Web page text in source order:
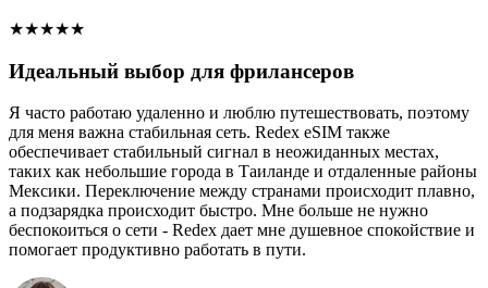
★★★★★
Идеальный выбор для фрилансеров
Я часто работаю удаленно и люблю путешествовать, поэтому
для меня важна стабильная сеть. Redex eSIM также
обеспечивает стабильный сигнал в неожиданных местах,
таких как небольшие города в Таиланде и отдаленные районы
Мексики. Переключение между странами происходит плавно,
а подзарядка происходит быстро. Мне больше не нужно
беспокоиться о сети - Redex дает мне душевное спокойствие и
помогает продуктивно работать в пути.